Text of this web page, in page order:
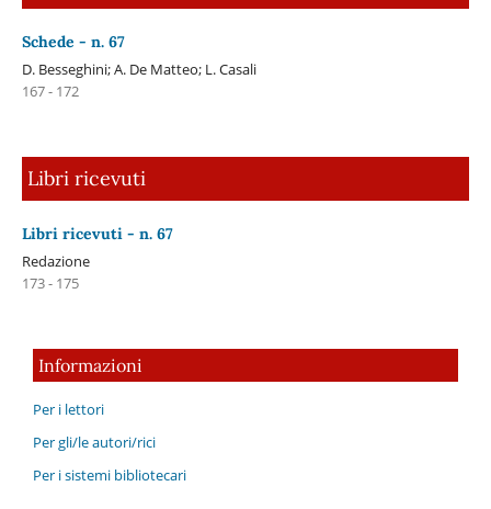
Schede - n. 67
D. Besseghini; A. De Matteo; L. Casali
167 - 172
Libri ricevuti
Libri ricevuti - n. 67
Redazione
173 - 175
Informazioni
Per i lettori
Per gli/le autori/rici
Per i sistemi bibliotecari